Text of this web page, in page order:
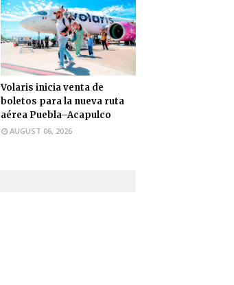
Volaris inicia venta de
boletos para la nueva ruta
aérea Puebla–Acapulco
AUGUST 06, 2026